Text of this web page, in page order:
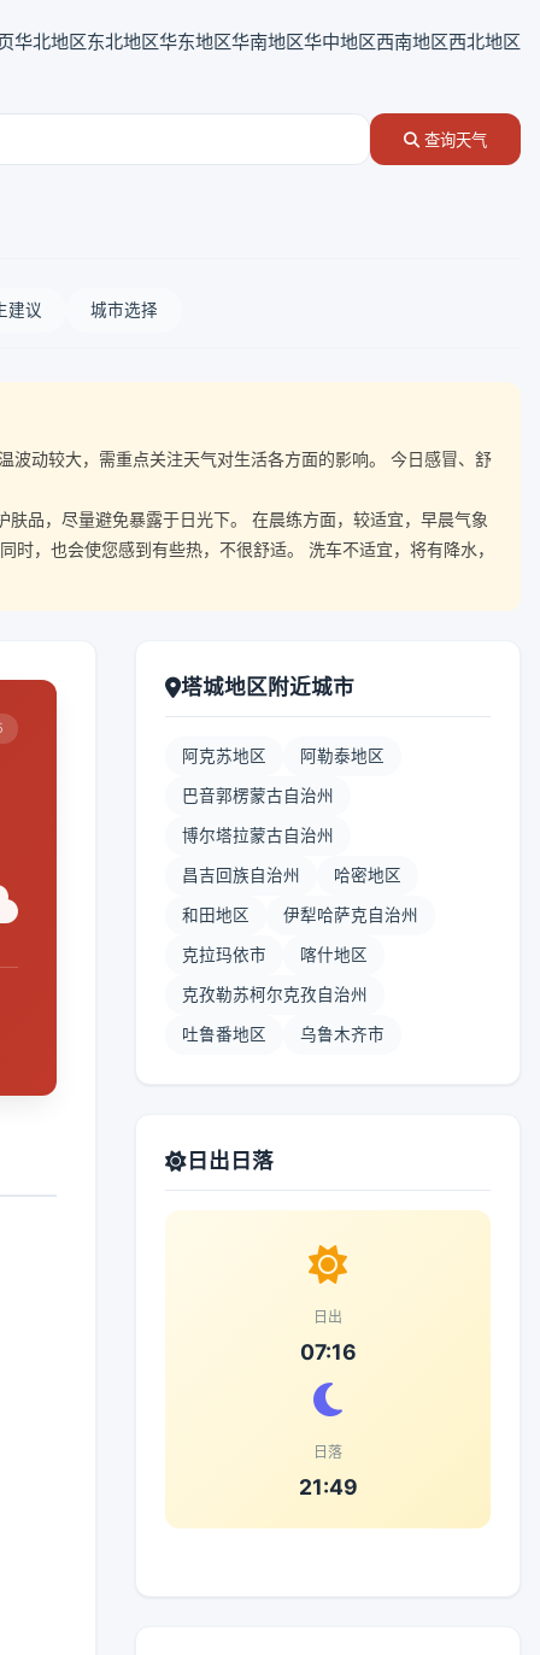
华北地区东北地区华东地区华南地区华中地区西南地区西北地区
查询天气
建议 城市选择
动较大，需重点关注天气对生活各方面的影响。 今日感冒、舒
品，尽量避免暴露于日光下。 在晨练方面，较适宜，早晨气象
，也会使您感到有些热，不很舒适。 洗车不适宜，将有降水，
塔城地区附近城市
阿克苏地区 阿勒泰地区
巴音郭楞蒙古自治州
博尔塔拉蒙古自治州
昌吉回族自治州 哈密地区
和田地区 伊犁哈萨克自治州
克拉玛依市 喀什地区
克孜勒苏柯尔克孜自治州
吐鲁番地区 乌鲁木齐市
日出日落
日出
07:16
日落
21:49